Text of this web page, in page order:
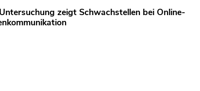
zeigt Schwachstellen bei Online-